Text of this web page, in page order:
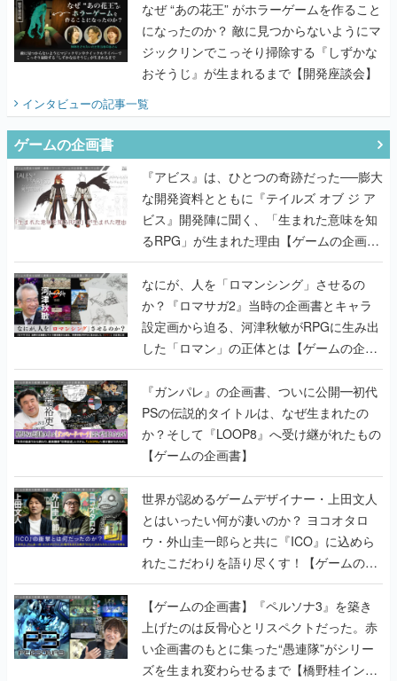
なぜ “あの花王” がホラーゲームを作ること
になったのか？ 敵に見つからないようにマ
ジックリンでこっそり掃除する『しずかな
おそうじ』が生まれるまで【開発座談会】
インタビューの記事一覧
ゲームの企画書
『アビス』は、ひとつの奇跡だった──膨大
な開発資料とともに『テイルズ オブ ジ ア
ビス』開発陣に聞く、「生まれた意味を知
るRPG」が生まれた理由【ゲームの企画
書】
なにが、人を「ロマンシング」させるの
か？『ロマサガ2』当時の企画書とキャラ
設定画から迫る、河津秋敏がRPGに生み出
した「ロマン」の正体とは【ゲームの企画
書】
『ガンパレ』の企画書、ついに公開━初代
PSの伝説的タイトルは、なぜ生まれたの
か？そして『LOOP8』へ受け継がれたもの
【ゲームの企画書】
世界が認めるゲームデザイナー・上田文人
とはいったい何が凄いのか？ ヨコオタロ
ウ・外山圭一郎らと共に『ICO』に込めら
れたこだわりを語り尽くす！【ゲームの企
画書】
【ゲームの企画書】『ペルソナ3』を築き
上げたのは反骨心とリスペクトだった。赤
い企画書のもとに集った“愚連隊”がシリー
ズを生まれ変わらせるまで【橋野桂インタ